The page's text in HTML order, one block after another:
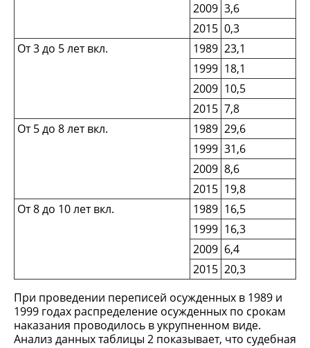
2009 3,6
2015 0,3
От 3 до 5 лет вкл.
1989 23,1
1999 18,1
2009 10,5
2015 7,8
От 5 до 8 лет вкл.
1989 29,6
1999 31,6
2009 8,6
2015 19,8
От 8 до 10 лет вкл.
1989 16,5
1999 16,3
2009 6,4
2015 20,3
При проведении переписей осужденных в 1989 и
1999 годах распределение осужденных по срокам
наказания проводилось в укрупненном виде.
Анализ данных таблицы 2 показывает, что судебная